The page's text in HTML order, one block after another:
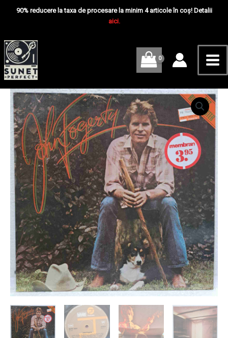
90% reducere la taxa de procesare la minim 4 articole în coș! Detalii
aici.
Cantitate
John
Fogerty
–
John
Fogerty
Disc
VINIL
LP
VG+
Fogerty